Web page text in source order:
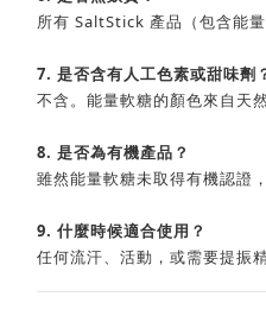
所有 SaltStick 產品（包含能量
7. 是否含有人工色素或甜味劑
不含。能量軟糖的顏色來自天
8. 是否為有機產品？
雖然能量軟糖未取得有機認證
9. 什麼時候適合使用？
任何流汗、活動，或需要提振